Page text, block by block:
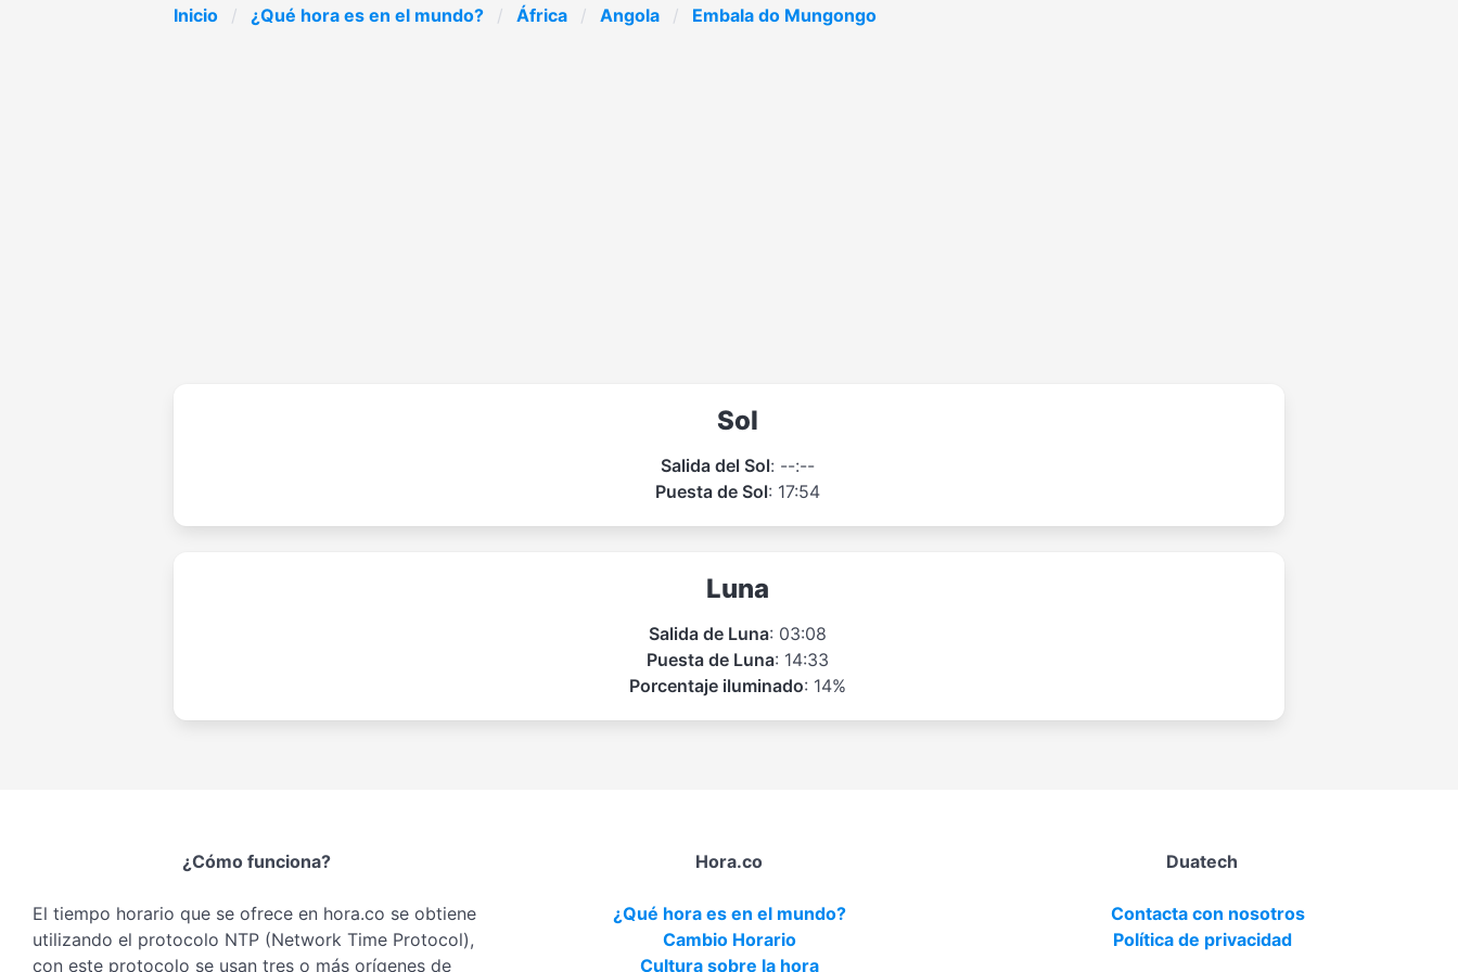
Inicio ¿Qué hora es en el mundo? África Angola Embala do Mungongo
Sol
Salida del Sol: --:--
Puesta de Sol: 17:54
Luna
Salida de Luna: 03:08
Puesta de Luna: 14:33
Porcentaje iluminado: 14%
¿Cómo funciona?
El tiempo horario que se ofrece en hora.co se obtiene
utilizando el protocolo NTP (Network Time Protocol),
con este protocolo se usan tres o más orígenes de
Hora.co
¿Qué hora es en el mundo?
Cambio Horario
Cultura sobre la hora
Duatech
Contacta con nosotros
Política de privacidad